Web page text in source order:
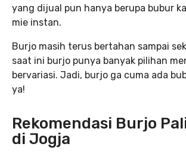
yang dijual pun hanya berupa bubur
mie instan.
Burjo masih terus bertahan sampai
saat ini burjo punya banyak pilihan
bervariasi. Jadi, burjo ga cuma ada
ya!
Rekomendasi Burjo
di Jogja